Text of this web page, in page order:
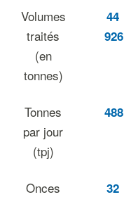
Volumes
traités
(en
tonnes)
44
926
Tonnes
par jour
(tpj)
488
Onces
32